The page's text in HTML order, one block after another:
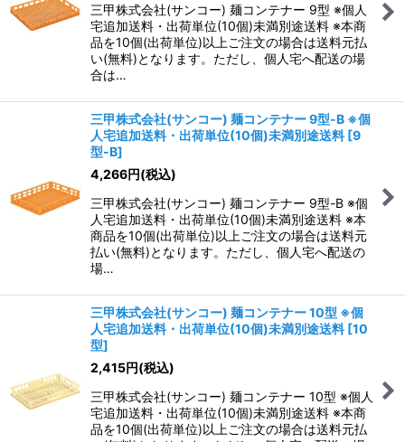
三甲株式会社(サンコー) 麺コンテナー 9型 ※個人
宅追加送料・出荷単位(10個)未満別途送料 ※本商
品を10個(出荷単位)以上ご注文の場合は送料元払
い(無料)となります。ただし、個人宅へ配送の場
合は…
三甲株式会社(サンコー) 麺コンテナー 9型-B ※個
人宅追加送料・出荷単位(10個)未満別途送料 [9
型-B]
4,266円(税込)
三甲株式会社(サンコー) 麺コンテナー 9型-B ※個
人宅追加送料・出荷単位(10個)未満別途送料 ※本
商品を10個(出荷単位)以上ご注文の場合は送料元
払い(無料)となります。ただし、個人宅へ配送の
場…
三甲株式会社(サンコー) 麺コンテナー 10型 ※個
人宅追加送料・出荷単位(10個)未満別途送料 [10
型]
2,415円(税込)
三甲株式会社(サンコー) 麺コンテナー 10型 ※個人
宅追加送料・出荷単位(10個)未満別途送料 ※本商
品を10個(出荷単位)以上ご注文の場合は送料元払